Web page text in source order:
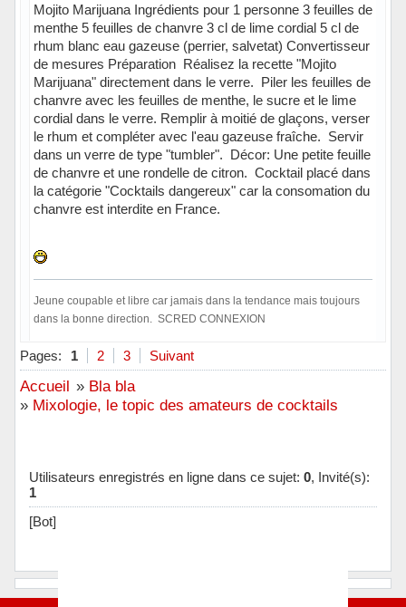
Mojito Marijuana Ingrédients pour 1 personne 3 feuilles de
menthe 5 feuilles de chanvre 3 cl de lime cordial 5 cl de
rhum blanc eau gazeuse (perrier, salvetat) Convertisseur
de mesures Préparation  Réalisez la recette "Mojito
Marijuana" directement dans le verre.  Piler les feuilles de
chanvre avec les feuilles de menthe, le sucre et le lime
cordial dans le verre. Remplir à moitié de glaçons, verser
le rhum et compléter avec l'eau gazeuse fraîche.  Servir
dans un verre de type "tumbler".  Décor: Une petite feuille
de chanvre et une rondelle de citron.  Cocktail placé dans
la catégorie "Cocktails dangereux" car la consomation du
chanvre est interdite en France.
Jeune coupable et libre car jamais dans la tendance mais toujours
dans la bonne direction. SCRED CONNEXION
Hors ligne
Pages: 1 2 3 Suivant
Accueil » Bla bla
» Mixologie, le topic des amateurs de cocktails
Utilisateurs enregistrés en ligne dans ce sujet: 0, Invité(s):
1
[Bot] ClaudeBot